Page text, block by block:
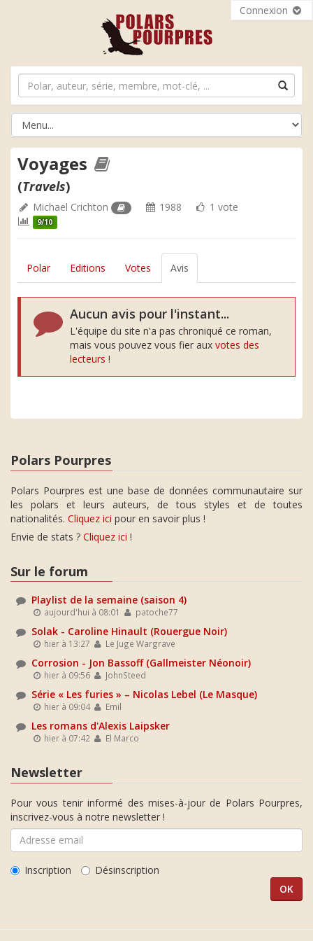
Connexion
Voyages
(Travels)
Michael Crichton 1988 1 vote
9/10
Polar Editions Votes Avis
Aucun avis pour l'instant...
L'équipe du site n'a pas chroniqué ce roman,
mais vous pouvez vous fier aux votes des
lecteurs !
Polars Pourpres
Polars Pourpres est une base de données communautaire sur
les polars et leurs auteurs, de tous styles et de toutes
nationalités. Cliquez ici pour en savoir plus !
Envie de stats ? Cliquez ici !
Sur le forum
Playlist de la semaine (saison 4)
aujourd'hui à 08:01 patoche77
Solak - Caroline Hinault (Rouergue Noir)
hier à 13:27 Le Juge Wargrave
Corrosion - Jon Bassoff (Gallmeister Néonoir)
hier à 09:56 JohnSteed
Série « Les furies » – Nicolas Lebel (Le Masque)
hier à 09:04 Emil
Les romans d'Alexis Laipsker
hier à 07:42 El Marco
Newsletter
Pour vous tenir informé des mises-à-jour de Polars Pourpres,
inscrivez-vous à notre newsletter !
Inscription Désinscription